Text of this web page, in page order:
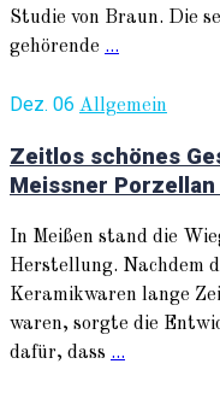
Studie von Braun. Die
gehörende ...
Dez. 06 Allgemein
Zeitlos schönes
Meissner
In Meißen stand die
Herstellung. Nachdem
Keramikwaren lange
waren, sorgte die
dafür, dass ...